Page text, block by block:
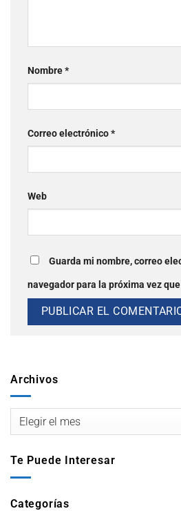
Archivos
Te Puede Interesar
Categorías
Nombre*
Correo electrónico*
Web
Guarda mi nombre, correo
navegador para la próxima vez